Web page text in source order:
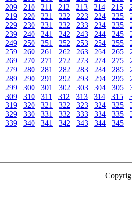
209 210 211 212 213 214 215
219 220 221 222 223 224 225
229 230 231 232 233 234 235
239 240 241 242 243 244 245
249 250 251 252 253 254 255
259 260 261 262 263 264 265
269 270 271 272 273 274 275
279 280 281 282 283 284 285
289 290 291 292 293 294 295
299 300 301 302 303 304 305
309 310 311 312 313 314 315
319 320 321 322 323 324 325
329 330 331 332 333 334 335
339 340 341 342 343 344 345